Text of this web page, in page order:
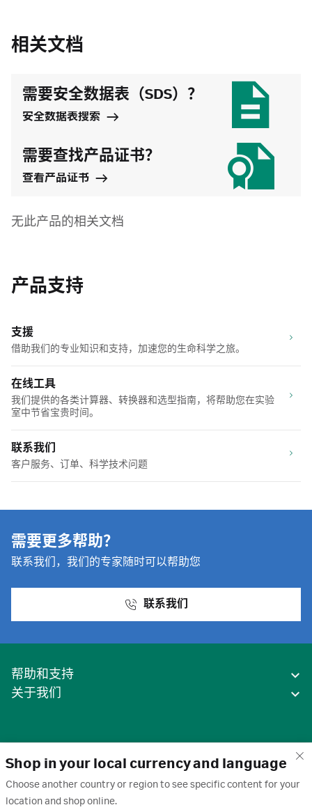
Shop in your local currency and language
Choose another country or region to see specific content for your
location and shop online.
相关文档
需要安全数据表（SDS）？
安全数据表搜索
需要查找产品证书？
查看产品证书
无此产品的相关文档
产品支持
支援
借助我们的专业知识和支持，加速您的生命科学之旅。
在线工具
我们提供的各类计算器、转换器和选型指南，将帮助您在实验
室中节省宝贵时间。
联系我们
客户服务、订单、科学技术问题
需要更多帮助？
联系我们，我们的专家随时可以帮助您
联系我们
帮助和支持
关于我们
中国